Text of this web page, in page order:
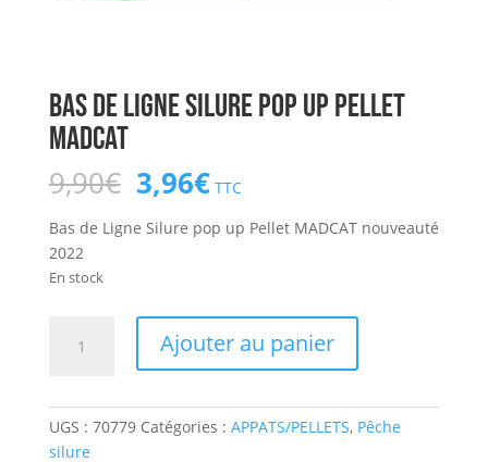
Bas de Ligne Silure pop up Pellet
MADCAT
9,90€ Le
prix
initial
3,96€Le
prix
actuel
TTC
Bas de Ligne Silure pop up Pellet MADCAT nouveauté
2022
En stock
de
Ligne
Silure
Ajouter au panier
UGS : 70779 Catégories : APPATS/PELLETS, Pêche
silure